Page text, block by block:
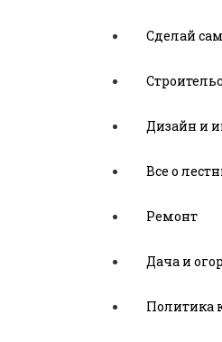
Сделай сам
Дизайн и
Все о
Ремонт
Дача и
Политика